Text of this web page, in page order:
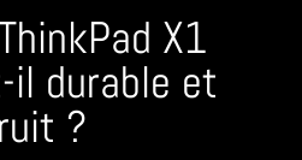
X1
il durable et
?